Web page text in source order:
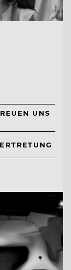
UNS